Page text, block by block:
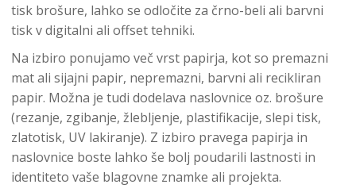
tisk brošure, lahko se odločite za črno-beli ali barvni
tisk v digitalni ali offset tehniki.
Na izbiro ponujamo več vrst papirja, kot so premazni
mat ali sijajni papir, nepremazni, barvni ali recikliran
papir. Možna je tudi dodelava naslovnice oz. brošure
(rezanje, zgibanje, žlebljenje, plastifikacije, slepi tisk,
zlatotisk, UV lakiranje). Z izbiro pravega papirja in
naslovnice boste lahko še bolj poudarili lastnosti in
identiteto vaše blagovne znamke ali projekta.